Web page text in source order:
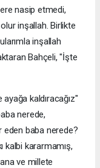
nasip etmedi,
inşallah. Birlikte
inşallah
Bahçeli, "İşte
kaldıracağız"
nerede,
eden baba nerede?
kalbi kararmamış,
ve millete